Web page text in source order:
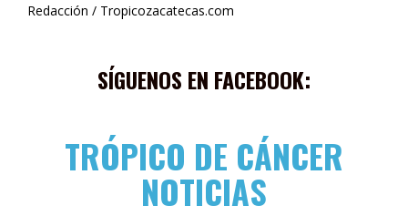
Redacción / Tropicozacatecas.com
SÍGUENOS EN FACEBOOK:
TRÓPICO DE CÁNCER
NOTICIAS